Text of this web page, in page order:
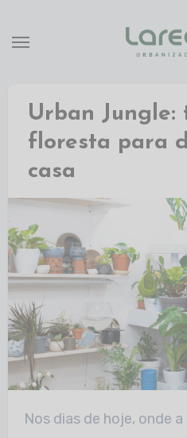
Urban Jungle:
floresta para
casa ​
Nos dias de hoje, onde a urbanização avança a